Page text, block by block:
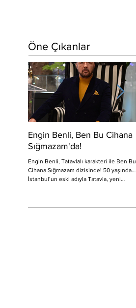
Öne Çıkanlar
Engin Benli, Ben Bu Cihana
Sığmazam'da!
Engin Benli, Tatavlalı karakteri ile Ben Bu
Cihana Sığmazam dizisinde! 50 yaşında…
İstanbul’un eski adıyla Tatavla, yeni